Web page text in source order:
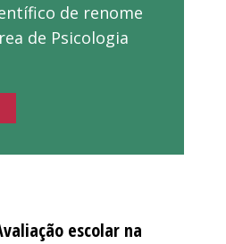
de renome
de Psicologia
escolar na